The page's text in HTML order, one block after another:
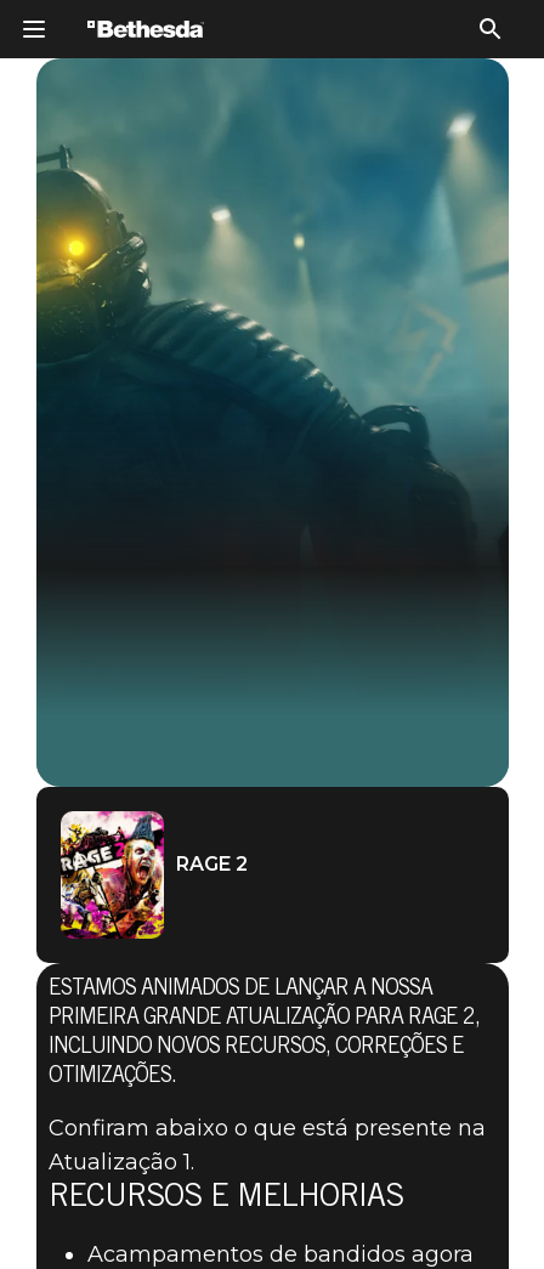
18 de junho de 2019
RAGE 2
ESTAMOS ANIMADOS DE LANÇAR A NOSSA
PRIMEIRA GRANDE ATUALIZAÇÃO PARA RAGE 2,
INCLUINDO NOVOS RECURSOS, CORREÇÕES E
OTIMIZAÇÕES.
Confiram abaixo o que está presente na
Atualização 1.
RECURSOS E MELHORIAS
Acampamentos de bandidos agora